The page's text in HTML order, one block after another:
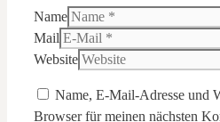
Name
Mail
Website
Name, E-Mail-Adresse und
Browser für meinen nächsten